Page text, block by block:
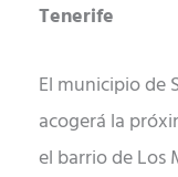
Tenerife
El municipio de
acogerá la
el barrio de Los